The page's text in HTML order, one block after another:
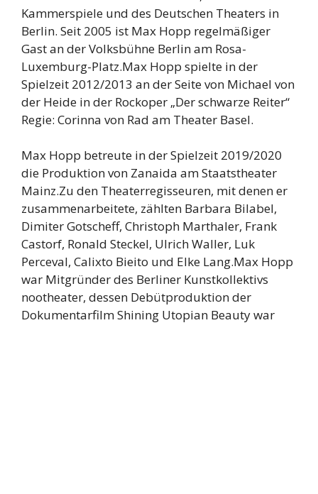
Kammerspiele und des Deutschen Theaters in
Berlin. Seit 2005 ist Max Hopp regelmäßiger
Gast an der Volksbühne Berlin am Rosa-
Luxemburg-Platz.Max Hopp spielte in der
Spielzeit 2012/2013 an der Seite von Michael von
der Heide in der Rockoper „Der schwarze Reiter“
Regie: Corinna von Rad am Theater Basel.
Max Hopp betreute in der Spielzeit 2019/2020
die Produktion von Zanaida am Staatstheater
Mainz.Zu den Theaterregisseuren, mit denen er
zusammenarbeitete, zählten Barbara Bilabel,
Dimiter Gotscheff, Christoph Marthaler, Frank
Castorf, Ronald Steckel, Ulrich Waller, Luk
Perceval, Calixto Bieito und Elke Lang.Max Hopp
war Mitgründer des Berliner Kunstkollektivs
nootheater, dessen Debütproduktion der
Dokumentarfilm Shining Utopian Beauty war